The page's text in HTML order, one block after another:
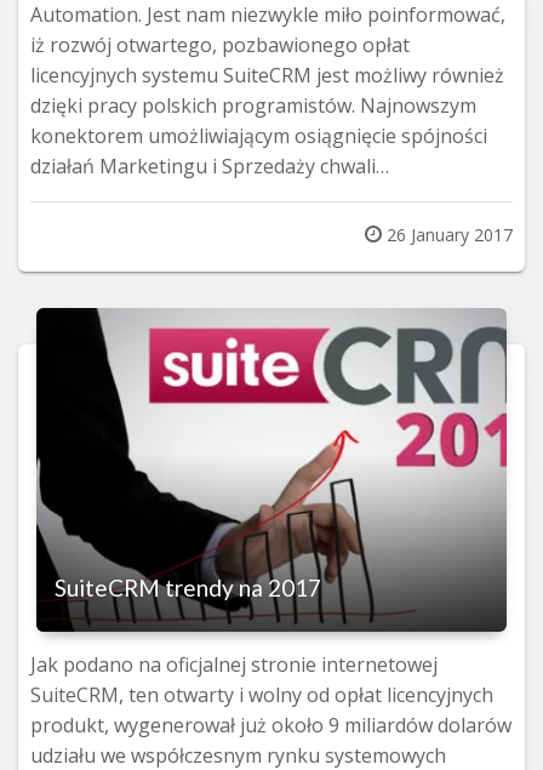
Automation. Jest nam niezwykle miło poinformować,
iż rozwój otwartego, pozbawionego opłat
licencyjnych systemu SuiteCRM jest możliwy również
dzięki pracy polskich programistów. Najnowszym
konektorem umożliwiającym osiągnięcie spójności
działań Marketingu i Sprzedaży chwali…
Posted
on
26 January 2017
SuiteCRM trendy na 2017
Jak podano na oficjalnej stronie internetowej
SuiteCRM, ten otwarty i wolny od opłat licencyjnych
produkt, wygenerował już około 9 miliardów dolarów
udziału we współczesnym rynku systemowych